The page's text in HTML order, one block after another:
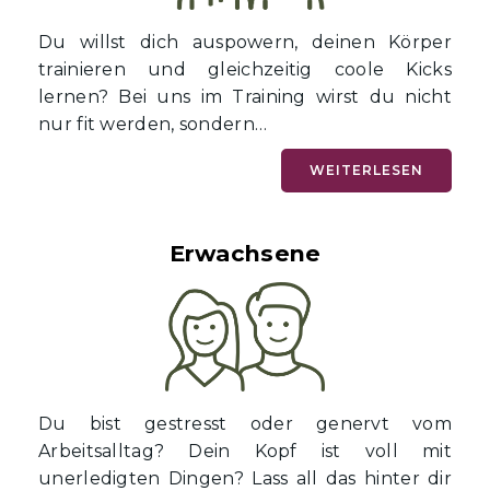
Du willst dich auspowern, deinen Körper
trainieren und gleichzeitig coole Kicks
lernen? Bei uns im Training wirst du nicht
nur fit werden, sondern…
WEITERLESEN
Erwachsene
Du bist gestresst oder genervt vom
Arbeitsalltag? Dein Kopf ist voll mit
unerledigten Dingen? Lass all das hinter dir